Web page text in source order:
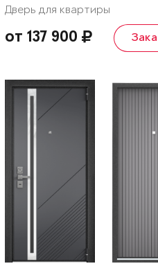
Дверь для квартиры
от 137 900